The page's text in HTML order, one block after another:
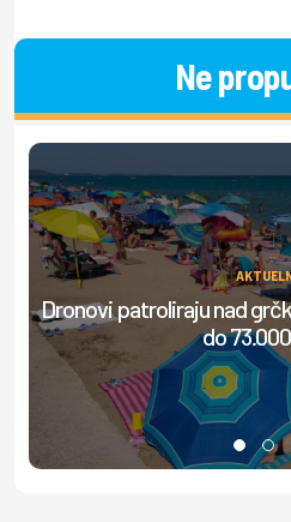
Ne
Dronovi patroliraju nad
do